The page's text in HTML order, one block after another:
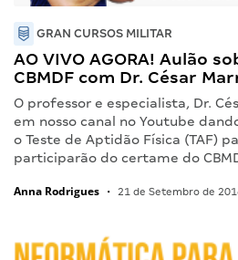
GRAN CURSOS MILITAR
AO VIVO AGORA! Aulão
CBMDF com Dr. César
O professor e especialista, Dr.
em nosso canal no Youtube
o Teste de Aptidão Física (TAF)
participarão do certame do
Anna Rodrigues • 21 de Setembro de